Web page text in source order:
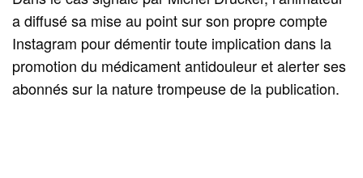
a diffusé sa mise au point sur son propre compte
Instagram pour démentir toute implication dans la
promotion du médicament antidouleur et alerter ses
abonnés sur la nature trompeuse de la publication.